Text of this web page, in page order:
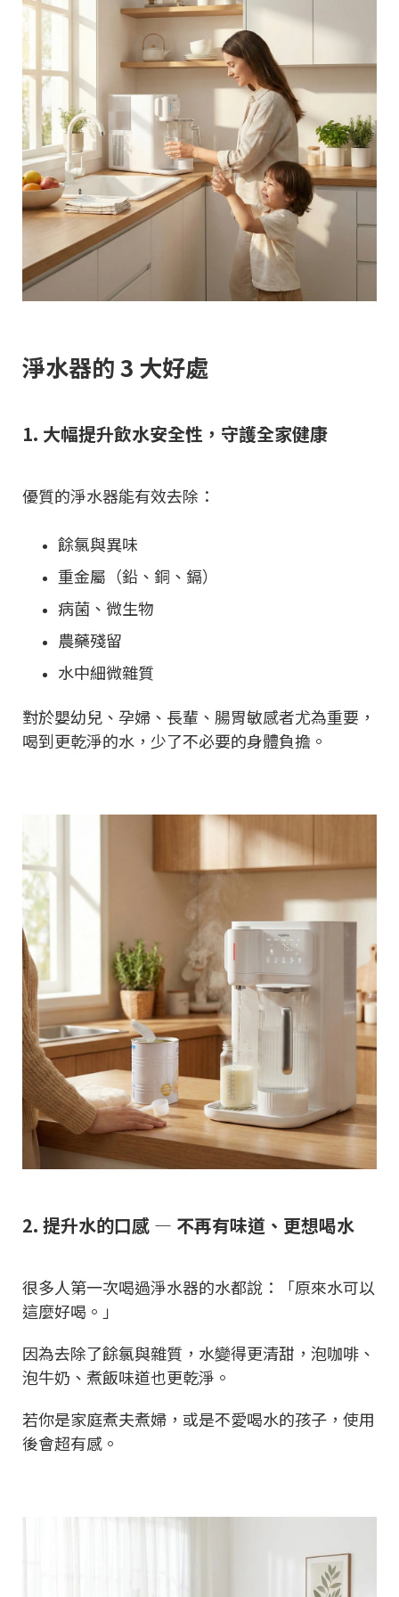
淨水器的 3 大好處
1. 大幅提升飲水安全性，守護全家健康
優質的淨水器能有效去除：
餘氯與異味
重金屬（鉛、銅、鎘）
病菌、微生物
農藥殘留
水中細微雜質
對於嬰幼兒、孕婦、長輩、腸胃敏感者尤為重要，
喝到更乾淨的水，少了不必要的身體負擔。
2. 提升水的口感 — 不再有味道、更想喝水
很多人第一次喝過淨水器的水都說：「原來水可以
這麼好喝。」
因為去除了餘氯與雜質，水變得更清甜，泡咖啡、
泡牛奶、煮飯味道也更乾淨。
若你是家庭煮夫煮婦，或是不愛喝水的孩子，使用
後會超有感。